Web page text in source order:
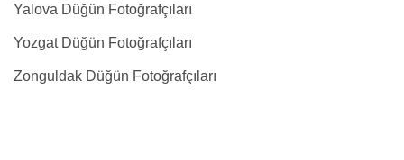
Yalova Düğün Fotoğrafçıları
Yozgat Düğün Fotoğrafçıları
Zonguldak Düğün Fotoğrafçıları